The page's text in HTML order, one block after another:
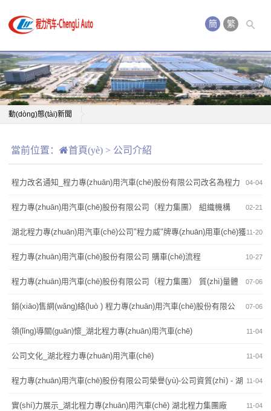
簡
繁
動(dòng)態(tài)新聞
當前位置：
首頁(yè) > 公司介紹
04-04
程力改名通知_程力專(zhuān)用汽車(chē)股份有限公司改名為程力
專(zhuān)用汽車(chē)股份有限公司 02-21
程力專(zhuān)用汽車(chē)股份有限公司（程力集團） 組織機構
11-20
湖北程力專(zhuān)用汽車(chē)公司"程力威"牌專(zhuān)用車(chē)獲
中國馳名商標-同時(shí)升格為湖北程力集團 10-27
程力專(zhuān)用汽車(chē)股份有限公司 購車(chē)流程
07-06
程力專(zhuān)用汽車(chē)股份有限公司（程力集團） 質(zhì)量體
系 07-06
銷(xiāo)售網(wǎng)絡(luò ) 程力專(zhuān)用汽車(chē)股份有限公
司 11-04
領(lǐng)導關(guān)懷_湖北程力專(zhuān)用汽車(chē)
11-04
公司文化_湖北程力專(zhuān)用汽車(chē)
11-04
程力專(zhuān)用汽車(chē)股份有限公司榮譽(yù)-公司資質(zhì) - 湖
北程力集團 11-04
實(shí)力展示_湖北程力專(zhuān)用汽車(chē) 湖北程力集團廠